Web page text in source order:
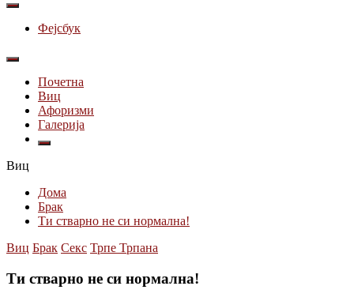
Фејсбук
Почетна
Виц
Афоризми
Галерија
Виц
Дома
Брак
Ти стварно не си нормална!
Виц Брак Секс Трпе Трпана
Ти стварно не си нормална!